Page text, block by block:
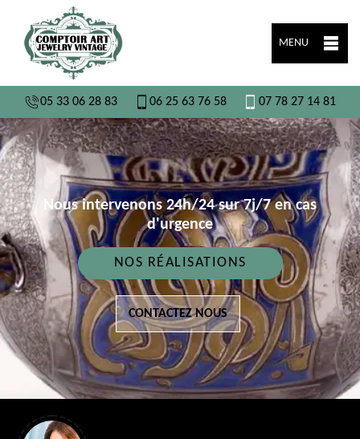
MENU
05 33 06 28 83 06 25 63 76 58 07 78 27 14 81
Nous intervenons 24h/24 sur 7j/7 en cas
d'urgence
NOS RÉALISATIONS
CONTACTEZ NOUS